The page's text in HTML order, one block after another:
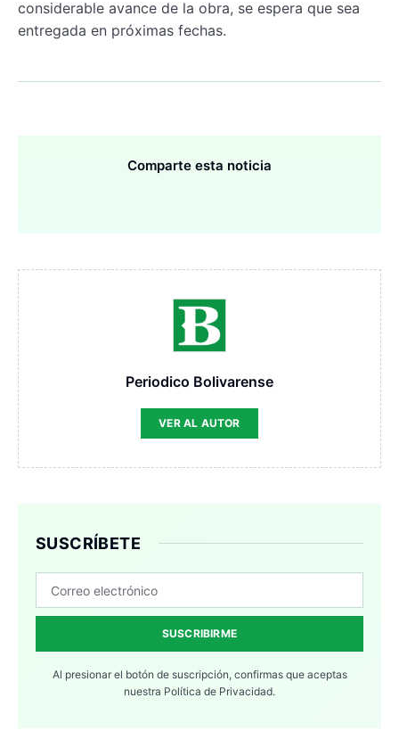
considerable avance de la obra, se espera que sea
entregada en próximas fechas.
Comparte esta noticia
Periodico Bolivarense
VER AL AUTOR
SUSCRÍBETE
SUSCRIBIRME
Al presionar el botón de suscripción, confirmas que aceptas
nuestra Política de Privacidad.